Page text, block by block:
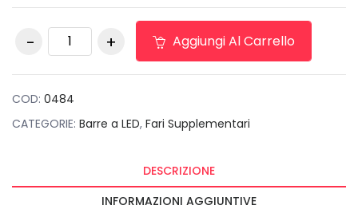
Barra Led 120W
-7940lm Slim
Aggiungi Al Carrello
COD: 0484
CATEGORIE: Barre a LED, Fari Supplementari
DESCRIZIONE
INFORMAZIONI AGGIUNTIVE